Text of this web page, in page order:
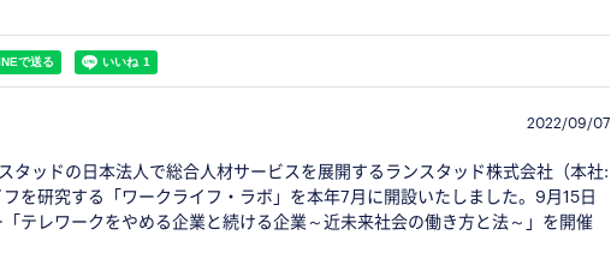
2022/09/07
タッドの日本法人で総合人材サービスを展開するランスタッド株式会社（本社:
を研究する「ワークライフ・ラボ」を本年7月に開設いたしました。9月15日
テレワークをやめる企業と続ける企業～近未来社会の働き方と法～」を開催